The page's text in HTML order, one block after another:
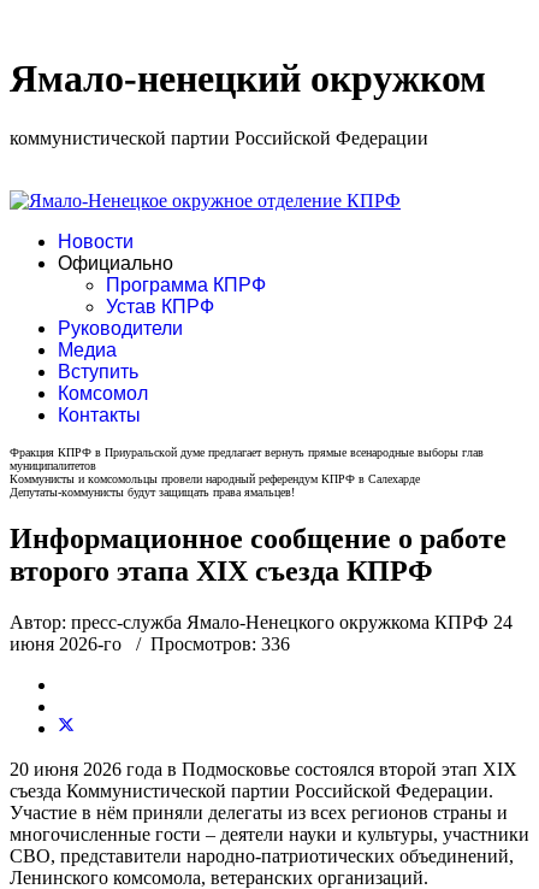
Ямало-ненецкий окружком
коммунистической партии Российской Федерации
Новости
Официально
Программа КПРФ
Устав КПРФ
Руководители
Медиа
Вступить
Комсомол
Контакты
Фракция КПРФ в Приуральской думе предлагает вернуть прямые всенародные выборы глав
муниципалитетов
Коммунисты и комсомольцы провели народный референдум КПРФ в Салехарде
Депутаты-коммунисты будут защищать права ямальцев!
Информационное сообщение о работе
второго этапа XIX съезда КПРФ
Автор: пресс-служба Ямало-Ненецкого окружкома КПРФ 24
июня 2026-го
/ Просмотров: 336
20 июня 2026 года в Подмосковье состоялся второй этап XIX
съезда Коммунистической партии Российской Федерации.
Участие в нём приняли делегаты из всех регионов страны и
многочисленные гости – деятели науки и культуры, участники
СВО, представители народно-патриотических объединений,
Ленинского комсомола, ветеранских организаций.